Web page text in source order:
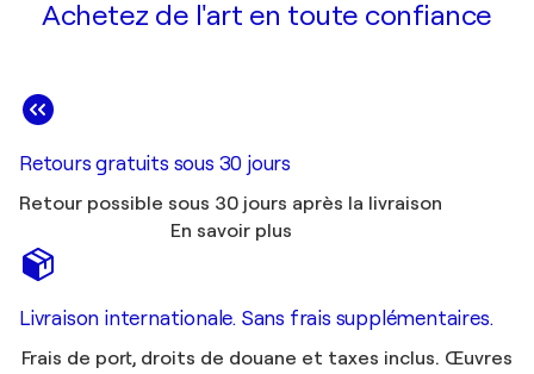
Achetez de l'art en toute confiance
Retours gratuits sous 30 jours
Retour possible sous 30 jours après la livraison
En savoir plus
Livraison internationale. Sans frais supplémentaires.
Frais de port, droits de douane et taxes inclus. Œuvres